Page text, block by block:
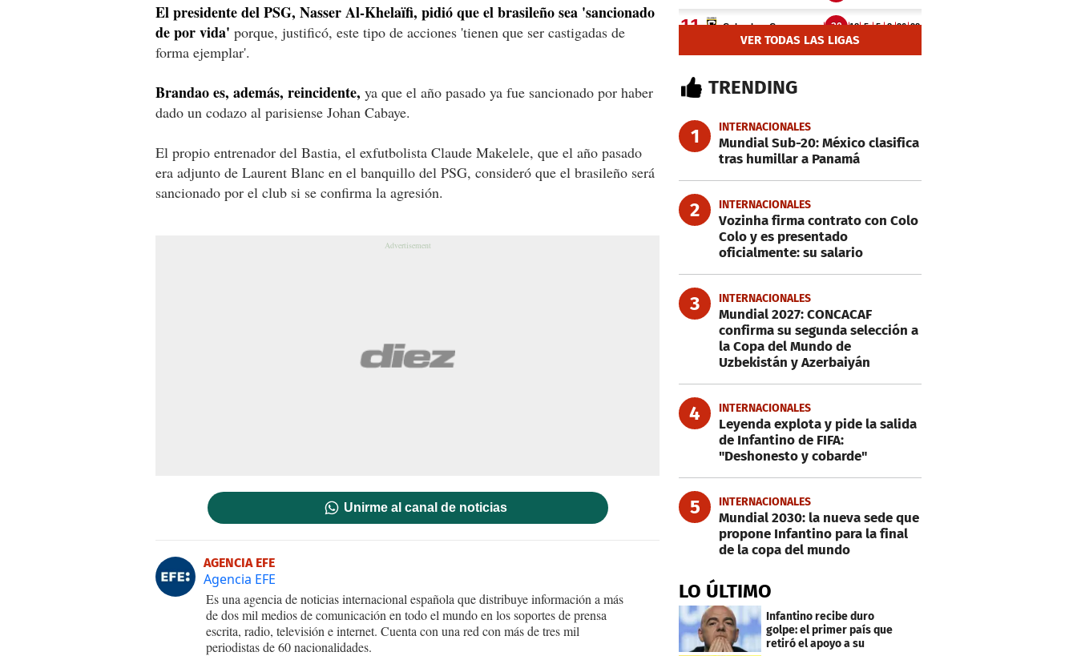
El presidente del PSG, Nasser Al-Khelaïfi, pidió que el brasileño sea 'sancionado
de por vida' porque, justificó, este tipo de acciones 'tienen que ser castigadas de
forma ejemplar'.
Brandao es, además, reincidente, ya que el año pasado ya fue sancionado por haber
dado un codazo al parisiense Johan Cabaye.
El propio entrenador del Bastia, el exfutbolista Claude Makelele, que el año pasado
era adjunto de Laurent Blanc en el banquillo del PSG, consideró que el brasileño será
sancionado por el club si se confirma la agresión.
Unirme al canal de noticias
AGENCIA EFE
Agencia EFE
Es una agencia de noticias internacional española que distribuye información a más
de dos mil medios de comunicación en todo el mundo en los soportes de prensa
escrita, radio, televisión e internet. Cuenta con una red con más de tres mil
periodistas de 60 nacionalidades.
VER TODAS LAS LIGAS
TRENDING
1 INTERNACIONALES
Mundial Sub-20: México clasifica
tras humillar a Panamá
2 INTERNACIONALES
Vozinha firma contrato con Colo
Colo y es presentado
oficialmente: su salario
3 INTERNACIONALES
Mundial 2027: CONCACAF
confirma su segunda selección a
la Copa del Mundo de
Uzbekistán y Azerbaiyán
4 INTERNACIONALES
Leyenda explota y pide la salida
de Infantino de FIFA:
"Deshonesto y cobarde"
5 INTERNACIONALES
Mundial 2030: la nueva sede que
propone Infantino para la final
de la copa del mundo
LO ÚLTIMO
Infantino recibe duro
golpe: el primer país que
retiró el apoyo a su